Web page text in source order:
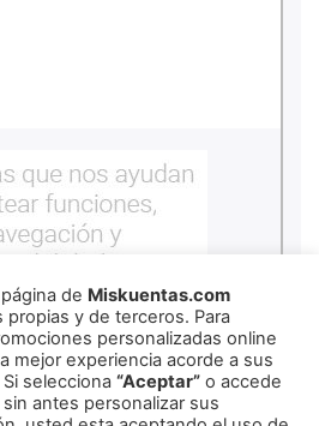
de Miskuentas.com
y de terceros. Para
personalizadas online
mejor experiencia acorde a sus
selecciona “Aceptar” o accede
antes personalizar sus